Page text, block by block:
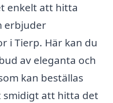
enkelt att hitta
erbjuder
i Tierp. Här kan du
av eleganta och
kan beställas
smidigt att hitta det